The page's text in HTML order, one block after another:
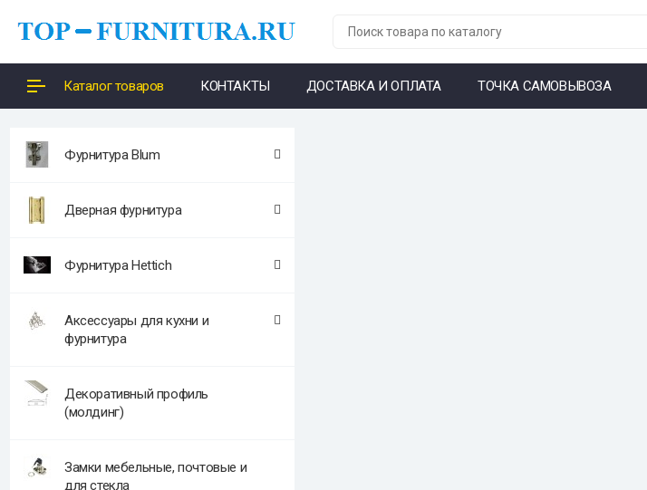
Каталог товаров КОНТАКТЫ ДОСТАВКА И ОПЛАТА ТОЧКА САМОВЫВОЗА
Фурнитура Blum
Дверная фурнитура
Фурнитура Hettich
Аксессуары для кухни и
фурнитура
Декоративный профиль
(молдинг)
Замки мебельные, почтовые и
для стекла